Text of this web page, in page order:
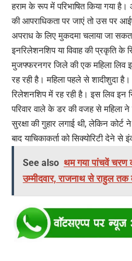
हराम के रूप में परिभाषित किया गया
की आपराधिकता पर जाएं तो उस पर
अपराध के लिए मुकदमा चलाया जा सकता
इनरिलेशनशिप या विवाह की प्रकृति के
मुजफ्फरनगर जिले की एक महिला लिव
रह रही है। महिला पहले से शादीशुदा
रिलेशनशिप में रह रही है। इस लिव इन
परिवार वाले के डर की वजह से महिला
सुरक्षा की गुहार लगाई थी, लेकिन
बाद याचिकाकर्ता को सिक्योरिटी देने से
See also थम गया पांचवें चरण
उम्मीदवार, राजनाथ से राहुल